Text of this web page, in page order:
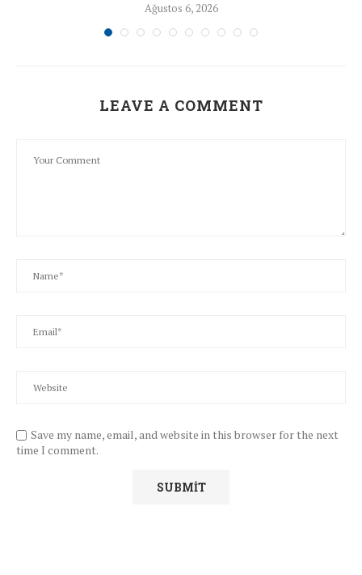
Ağustos 6, 2026
LEAVE A COMMENT
Save my name, email, and website in this browser for the next
time I comment.